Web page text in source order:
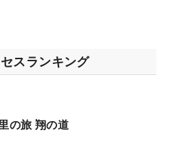
スランキング
の旅 翔の道